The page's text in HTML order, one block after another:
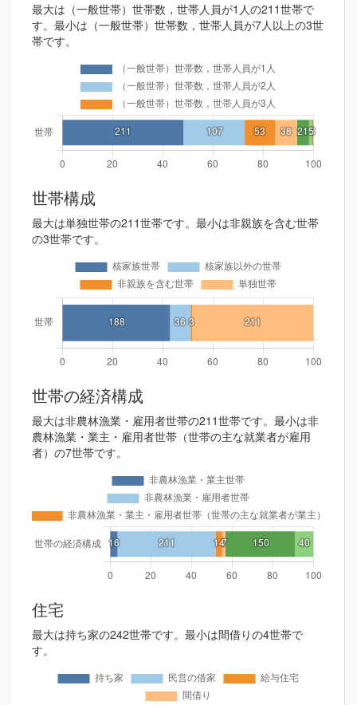
最大は（一般世帯）世帯数，世帯人員が1人の211世帯で
す。最小は（一般世帯）世帯数，世帯人員が7人以上の3世
帯です。
世帯構成
最大は単独世帯の211世帯です。最小は非親族を含む世帯
の3世帯です。
世帯の経済構成
最大は非農林漁業・雇用者世帯の211世帯です。最小は非
農林漁業・業主・雇用者世帯（世帯の主な就業者が雇用
者）の7世帯です。
住宅
最大は持ち家の242世帯です。最小は間借りの4世帯で
す。